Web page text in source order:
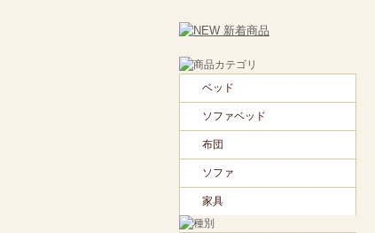
ベッド
ソファベッド
布団
ソファ
家具